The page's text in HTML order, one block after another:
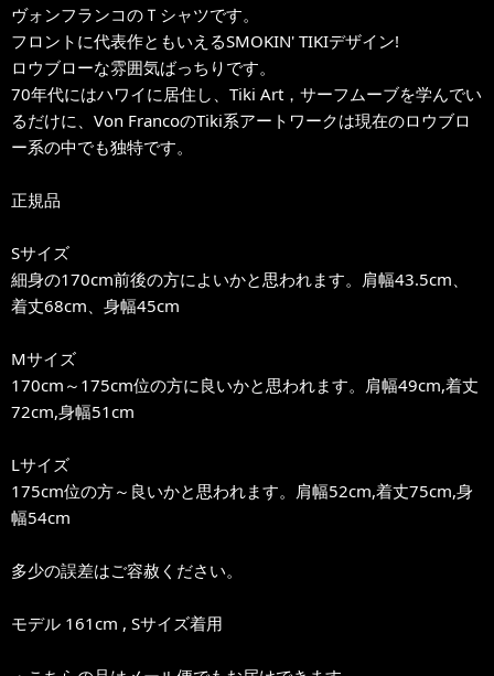
ヴォンフランコのＴシャツです。
フロントに代表作ともいえるSMOKIN' TIKIデザイン!
ロウブローな雰囲気ばっちりです。
70年代にはハワイに居住し、Tiki Art，サーフムーブを学んでい
るだけに、Von FrancoのTiki系アートワークは現在のロウブロ
ー系の中でも独特です。
正規品
Sサイズ
細身の170cm前後の方によいかと思われます。肩幅43.5cm、
着丈68cm、身幅45cm
Mサイズ
170cm～175cm位の方に良いかと思われます。肩幅49cm,着丈
72cm,身幅51cm
Lサイズ
175cm位の方～良いかと思われます。肩幅52cm,着丈75cm,身
幅54cm
多少の誤差はご容赦ください。
モデル 161cm , Sサイズ着用